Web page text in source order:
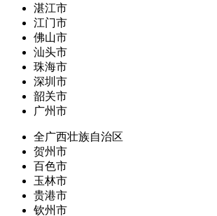
湛江市
江门市
佛山市
汕头市
珠海市
深圳市
韶关市
广州市
全广西壮族自治区
贺州市
百色市
玉林市
贵港市
钦州市